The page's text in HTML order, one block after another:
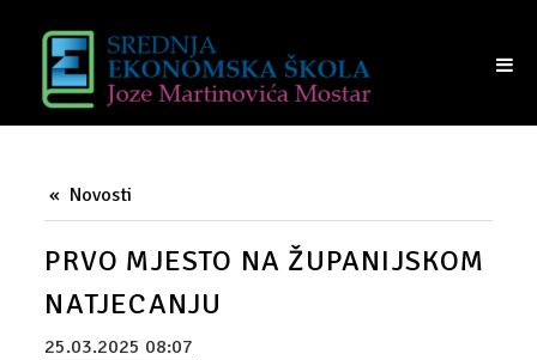
Novosti
PRVO MJESTO NA ŽUPANIJSKOM
NATJECANJU
25.03.2025 08:07
UČENICI
VIJEĆE UČENIKA
RODITELJI